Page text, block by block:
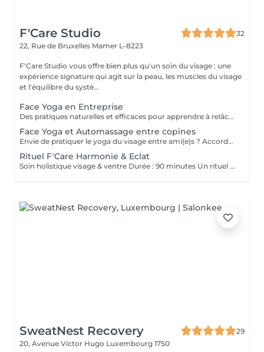
F'Care Studio
32
22, Rue de Bruxelles Mamer L-8223
F'Care Studio vous offre bien plus qu'un soin du visage : une
expérience signature qui agit sur la peau, les muscles du visage
et l'équilibre du systè...
Face Yoga en Entreprise
Des pratiques naturelles et efficaces pour apprendre à relâcher les tensions musculaires accumulées au cours de la journée, corriger la posture et défatiguer le regard. En associant la respiration aux exercices, le yoga du visage favorise la relaxation et la concentration mentale. Le Yoga du visage apporte une prise de conscience. C'est une boîte à outils dans laquelle chacun peut piocher l'outil qui répondra à son besoin au moment précis que ce soit un exercice, un automassage, un point d'acupression, le taping. C'est un véritable allié dans la prise en charge du bien-être de vos employés au quotidien ! Ce cours est pratiqué sur place, pour des groupes de 15 personnes maximum et ne nécessite aucun changement de tenue.
Face Yoga et Automassage entre copines
Envie de pratiquer le yoga du visage entre ami(e)s ? Accordez-vous un moment de détente et de partage, tout en apprenant les pratiques de Yoga facial et de l'automassage. Des solutions naturelles et efficaces pour tonifier, lisser, restructurer le visage, et raviver l'éclat. Franciane adapte le contenu du cours selon votre tranche d'âge, vos préoccupations et envies. Les cours collectifs sont proposés pour des groupes de 3 à 10 personnes. Prix dégressif à partir de 5 participantes Cours de 60 minutes en présentiel chez F'Care Studio, 22 rue de Bruxelles, L-8223 Mamer (Luxembourg).
Rituel F'Care Harmonie & Eclat
Soin holistique visage & ventre Durée : 90 minutes Un rituel profondément rééquilibrant qui relie le ventre, le visage et le système nerveux pour libérer les tensions accumulées, alléger le corps et révéler l'éclat naturel du visage. Le Rituel F'Care Harmonie & Éclat débute par un massage abdominal inspiré du Chi Nei Tsang, associé à des techniques de drainage et de travail manuel profond visant à relâcher les tensions physiques et émotionnelles logées dans le ventre. Cette première étape favorise une sensation de légèreté, améliore la circulation et invite le corps à un profond lâcher-prise. Le soin se poursuit avec un massage de la nuque, du cuir chevelu et un massage Face Sculpting sur mesure du visage., Les tensions musculaires se relâchent, les traits se défatiguent, les volumes du visage retrouvent davantage d'harmonie et la peau révèle un éclat plus frais et lumineux. Chaque séance est adaptée aux besoins du moment afin d'accompagner le visage et le corps vers un équilibre plus global. Bienfaits du rituel : Libération des tensions abdominales et émotionnelles Sensation de légèreté et de fluidité dans le corps Relâchement des tensions du visage, de la nuque et des trapèzes Drainage et stimulation de la circulation Traits plus détendus et visage plus lumineux Soutien de l'équilibre global du corps et du système nerveux Résultat : Le ventre se relâche, la respiration devient plus fluide, le visage retrouve de la douceur et de l'éclat. Le corps s'allège, l'esprit s'apaise et une sensation profonde d'harmonie intérieure s'installe.
SweatNest Recovery
29
20, Avenue Victor Hugo Luxembourg 1750